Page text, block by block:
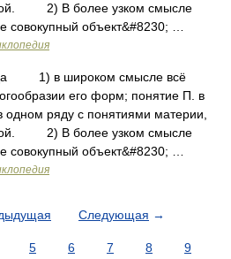
2) В более узком смысле
совокупный объект&#8230; …
1) в широком смысле всё
его форм; понятие П. в
одном ряду с понятиями материи,
2) В более узком смысле
совокупный объект&#8230; …
Следующая →
5 6 7 8
9